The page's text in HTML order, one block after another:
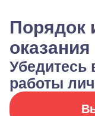
Порядок
оказания
Убедитесь
работы